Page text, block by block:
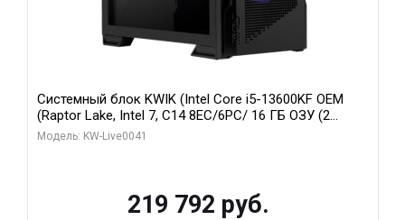
Системный блок KWIK (Intel Core i5-13600KF OEM
(Raptor Lake, Intel 7, C14 8EC/6PC/ 16 ГБ ОЗУ (2
модуля)/ Palit RTX5080 GAMINGPRO OC 16GB GDDR7
Модель: KW-Live0041
219 792 руб.